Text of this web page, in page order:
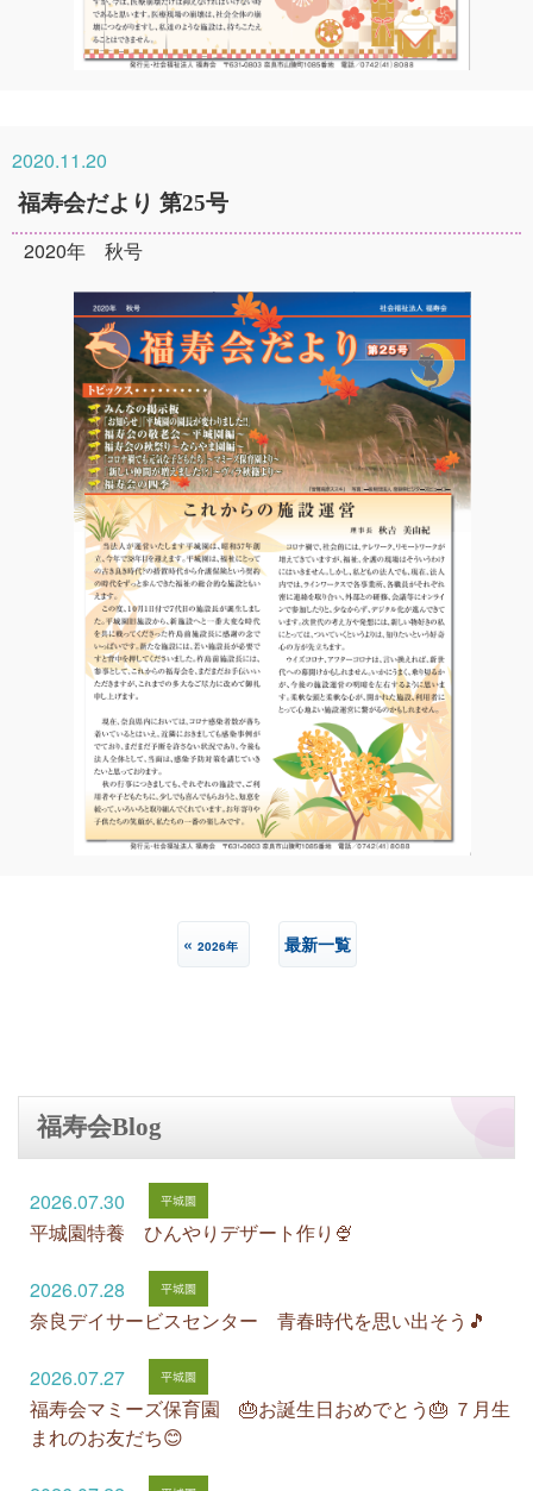
2020.11.20
福寿会だより 第25号
2020年 秋号
« 2026年 最新一覧
福寿会Blog
2026.07.30
平城園特養 ひんやりデザート作り🍨
2026.07.28
奈良デイサービスセンター 青春時代を思い出そう🎵
2026.07.27
福寿会マミーズ保育園 🎂お誕生日おめでとう🎂 ７月生
まれのお友だち😊